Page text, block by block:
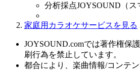
分析採点JOYSOUND（ス
家庭用カラオケサービスを見る
JOYSOUND.comでは著作権保
刷行為を禁止しています。
都合により、楽曲情報/コンテ